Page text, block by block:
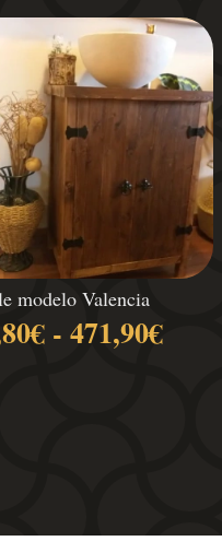
modelo Valencia
€ - 471,90€Rango